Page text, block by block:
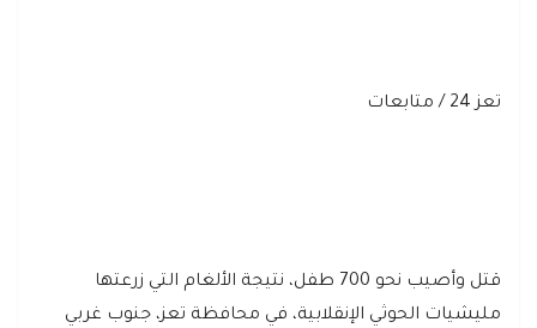
تعز 24 / متابعات
قتل وأصيب نحو 700 طفل، نتيجة الألغام التي زرعتها
مليشيات الحوثي الإنقلابية، في محافظة تعز، جنوب غربي